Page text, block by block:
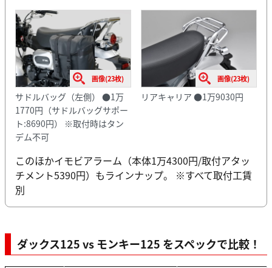
画像(23枚)
サドルバッグ（左側） ●1万
1770円（サドルバッグサポー
ト:8690円） ※取付時はタン
デム不可
画像(23枚)
リアキャリア ●1万9030円
このほかイモビアラーム（本体1万4300円/取付アタッ
チメント5390円）もラインナップ。 ※すべて取付工賃
別
ダックス125 vs モンキー125 をスペックで比較！